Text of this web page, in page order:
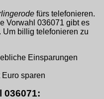
fürs telefonieren.
Vorwahl 036071 gibt es
Um billig telefonieren zu
Einsparungen
sparen
036071: